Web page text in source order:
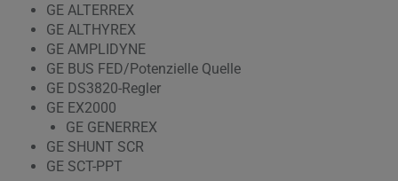
GE ALTERREX
GE ALTHYREX
GE AMPLIDYNE
GE BUS FED/Potenzielle Quelle
GE DS3820-Regler
GE EX2000
GE GENERREX
GE SHUNT SCR
GE SCT-PPT